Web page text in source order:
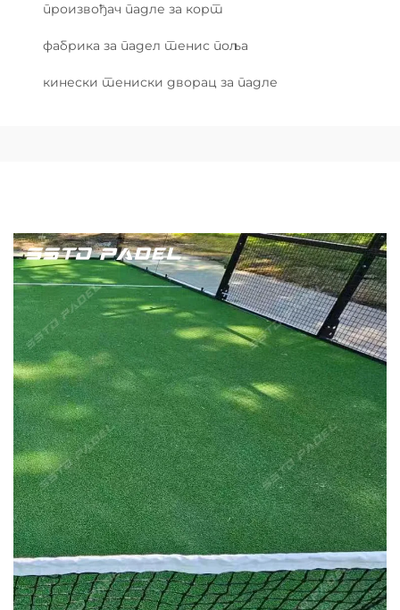
произвођач падле за корт
фабрика за падел тенис поља
кинески тениски дворац за падле